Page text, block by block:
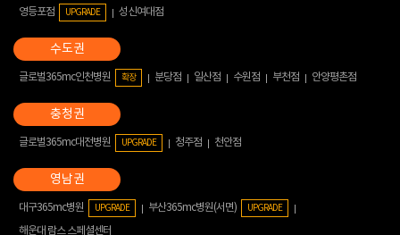
영등포점
UPGRADE 성신여대점
글로벌365mc인천병원 확장 분당점 일산점 수원점 부천점 안양평촌점
글로벌365mc대전병원 UPGRADE 청주점 천안점
대구365mc병원 UPGRADE 부산365mc병원(서면) UPGRADE
해운대 람스 스페셜센터